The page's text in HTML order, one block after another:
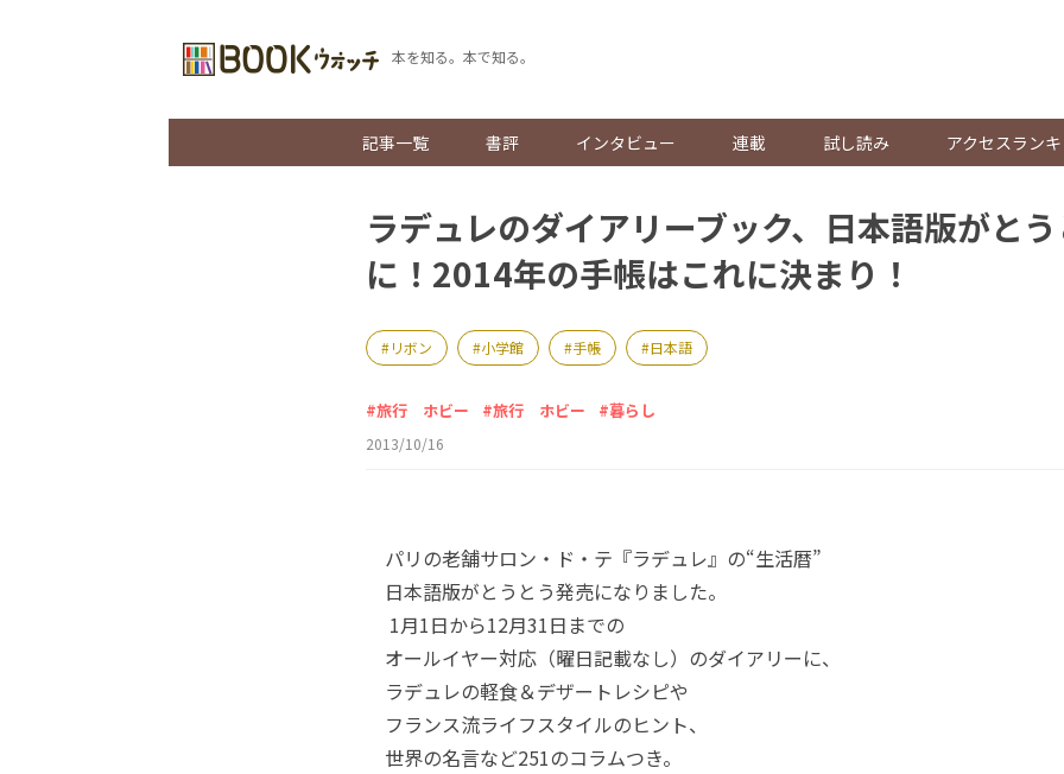
本を知る。本で知る。
記事一覧 書評 インタビュー 連載 試し読み アクセスラン
ラデュレのダイアリーブック、日本語版がと
に！2014年の手帳はこれに決まり！
リボン 小学館 手帳 日本語
旅行 ホビー 旅行 ホビー 暮らし
2013/10/16
パリの老舗サロン・ド・テ『ラデュレ』の“生活暦”
日本語版がとうとう発売になりました。
1月1日から12月31日までの
オールイヤー対応（曜日記載なし）のダイアリーに、
ラデュレの軽食＆デザートレシピや
フランス流ライフスタイルのヒント、
世界の名言など251のコラムつき。